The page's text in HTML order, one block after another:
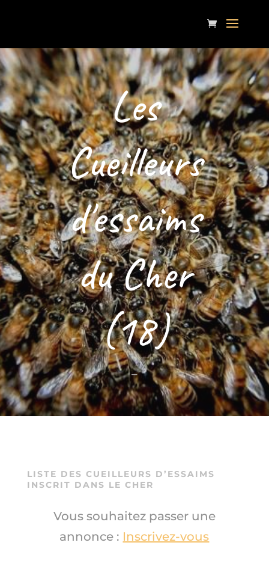
Les
Cueilleurs
d'essaims
du Cher
(18)
–
LISTE DES CUEILLEURS D’ESSAIMS
INSCRIT DANS LE CHER
Vous souhaitez passer une
annonce : Inscrivez-vous